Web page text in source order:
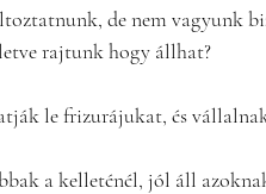
de nem vagyunk
rajtunk hogy állhat?
le frizurájukat, és
a kelleténél, jól áll